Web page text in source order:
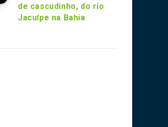
de cascudinho, do rio
Jacuípe na Bahia